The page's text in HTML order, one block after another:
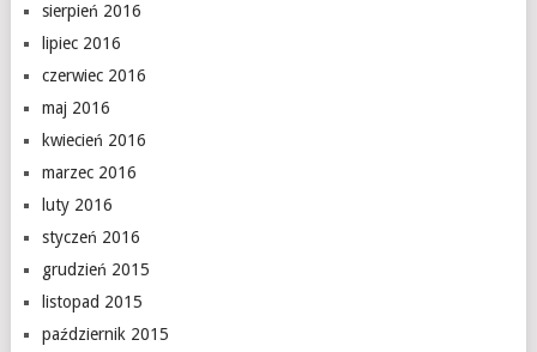
sierpień 2016
lipiec 2016
czerwiec 2016
maj 2016
kwiecień 2016
marzec 2016
luty 2016
styczeń 2016
grudzień 2015
listopad 2015
październik 2015